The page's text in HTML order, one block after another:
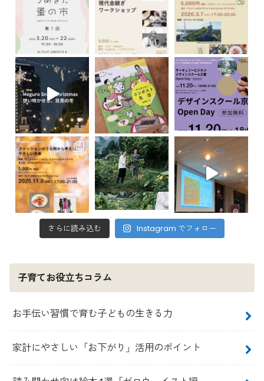
さらに読み込む Instagram でフォロー
子育てお役立ちコラム
お手伝い習慣で育む子どもの生きる力
家計にやさしい「お下がり」活用のポイント